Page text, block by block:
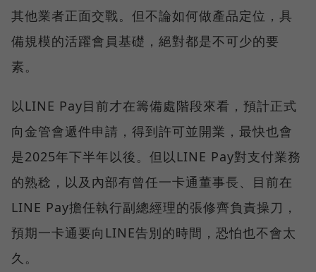
其他業者正面交戰。但不論如何做產品定位，具
備規模的活躍會員基礎，絕對都是不可少的要
素。
以LINE Pay目前才在籌備處階段來看，預計正式
向金管會遞件申請，得到許可並開業，最快也會
是2025年下半年以後。但以LINE Pay對支付業務
的熟稔，以及內部有曾任一卡通董事長、目前在
LINE Pay擔任執行副總經理的張修齊負責操刀，
預期一卡通要向LINE告別的時間，恐怕也不會太
久。